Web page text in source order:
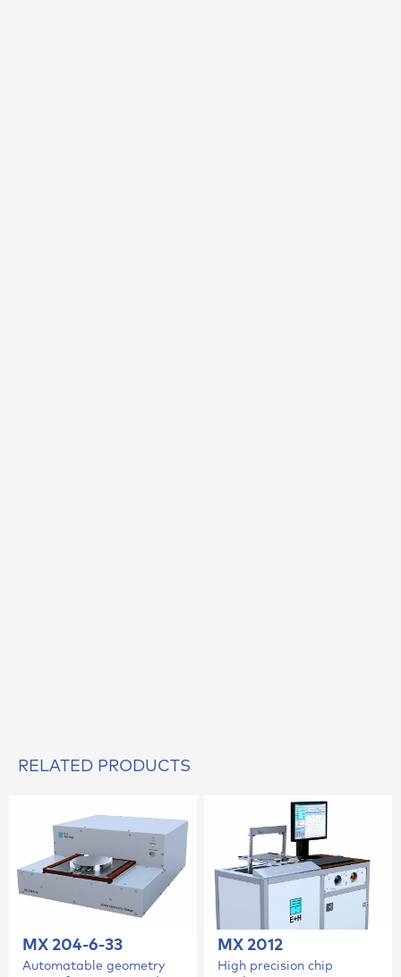
RELATED PRODUCTS
MX 204-6-33
Automatable geometry
MX 2012
High precision chip